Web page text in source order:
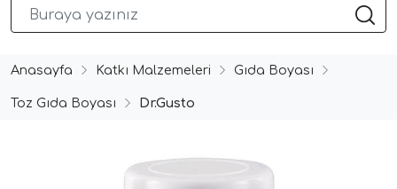
Anasayfa Katkı Malzemeleri Gıda Boyası
Toz Gıda Boyası Dr.Gusto